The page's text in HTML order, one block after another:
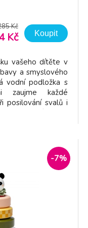
Kč
Kč Koupit
vašeho dítěte v
a smyslového
vodní podložka s
zaujme každé
posilování svalů i
-7%